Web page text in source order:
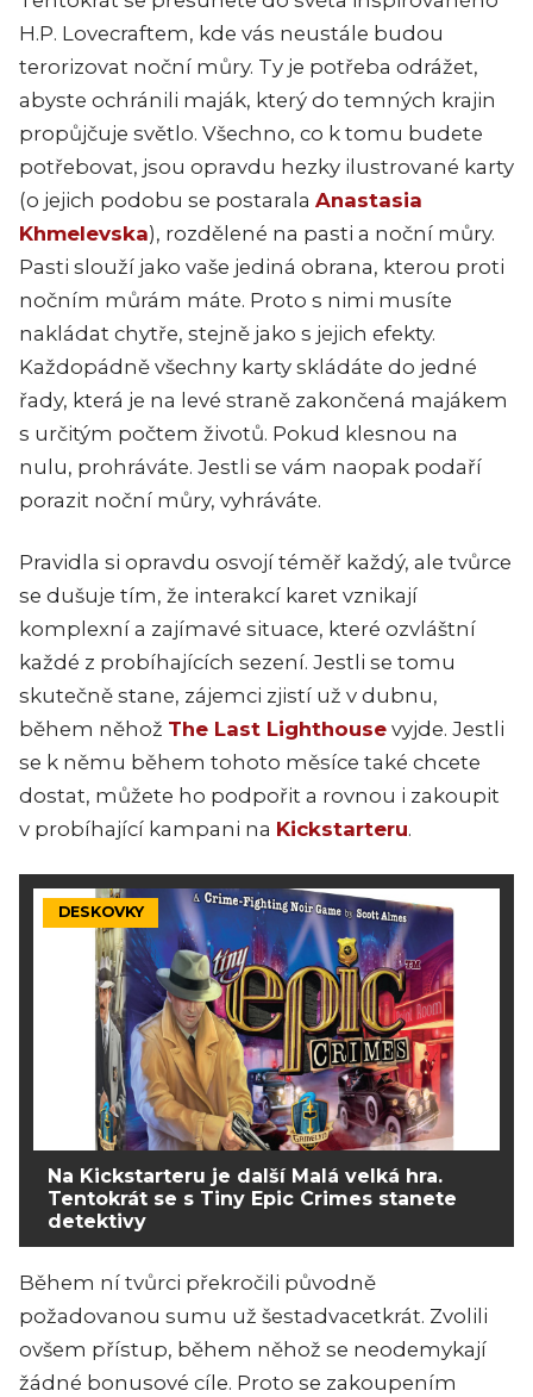
H.P. Lovecraftem, kde vás neustále budou
terorizovat noční můry. Ty je potřeba odrážet,
abyste ochránili maják, který do temných krajin
propůjčuje světlo. Všechno, co k tomu budete
potřebovat, jsou opravdu hezky ilustrované karty
(o jejich podobu se postarala Anastasia
Khmelevska), rozdělené na pasti a noční můry.
Pasti slouží jako vaše jediná obrana, kterou proti
nočním můrám máte. Proto s nimi musíte
nakládat chytře, stejně jako s jejich efekty.
Každopádně všechny karty skládáte do jedné
řady, která je na levé straně zakončená majákem
s určitým počtem životů. Pokud klesnou na
nulu, prohráváte. Jestli se vám naopak podaří
porazit noční můry, vyhráváte.
Pravidla si opravdu osvojí téměř každý, ale tvůrce
se dušuje tím, že interakcí karet vznikají
komplexní a zajímavé situace, které ozvláštní
každé z probíhajících sezení. Jestli se tomu
skutečně stane, zájemci zjistí už v dubnu,
během něhož The Last Lighthouse vyjde. Jestli
se k němu během tohoto měsíce také chcete
dostat, můžete ho podpořit a rovnou i zakoupit
v probíhající kampani na Kickstarteru.
DESKOVKY
Na Kickstarteru je další Malá velká hra.
Tentokrát se s Tiny Epic Crimes stanete
detektivy
Během ní tvůrci překročili původně
požadovanou sumu už šestadvacetkrát. Zvolili
ovšem přístup, během něhož se neodemykají
žádné bonusové cíle. Proto se zakoupením